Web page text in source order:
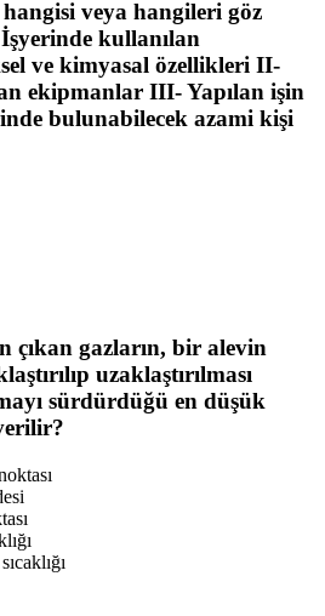
veya hangileri göz
kullanılan
ve kimyasal özellikleri II-
ekipmanlar III- Yapılan işin
bulunabilecek azami kişi
çıkan gazların, bir alevin
uzaklaştırılması
sürdürdüğü en düşük